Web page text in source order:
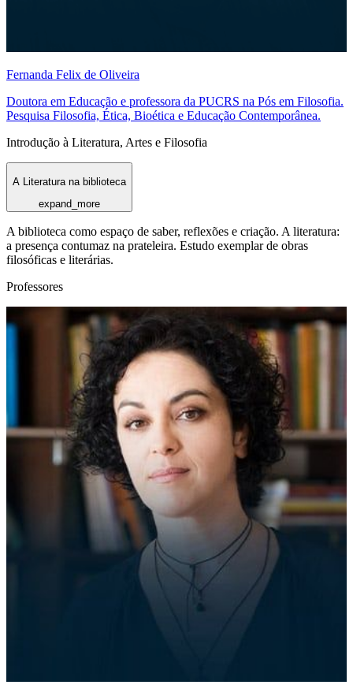
Fernanda Felix de Oliveira
Doutora em Educação e professora da PUCRS na Pós em Filosofia.
Pesquisa Filosofia, Ética, Bioética e Educação Contemporânea.
Introdução à Literatura, Artes e Filosofia
A Literatura na biblioteca
expand_more
A biblioteca como espaço de saber, reflexões e criação. A literatura:
a presença contumaz na prateleira. Estudo exemplar de obras
filosóficas e literárias.
Professores